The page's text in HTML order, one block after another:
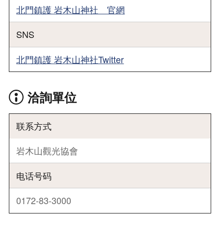
北門鎮護 岩木山神社 官網
SNS
北門鎮護 岩木山神社Twitter
洽詢單位
联系方式
岩木山觀光協會
电话号码
0172-83-3000